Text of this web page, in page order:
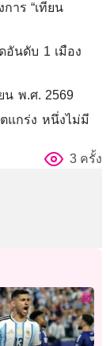
าร “เทียน
นดับ 1 เมือง
น พ.ศ. 2569
แกร่ง หนึ่งไม่มี
3 ครั้ง